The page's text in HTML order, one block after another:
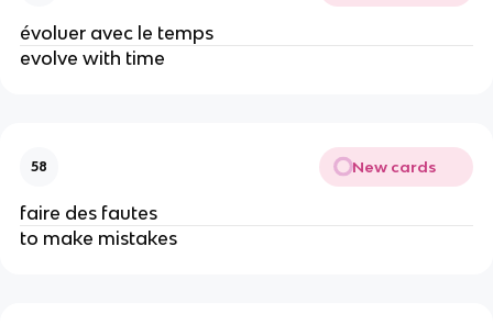
évoluer avec le temps
evolve with time
58 New cards
faire des fautes
to make mistakes